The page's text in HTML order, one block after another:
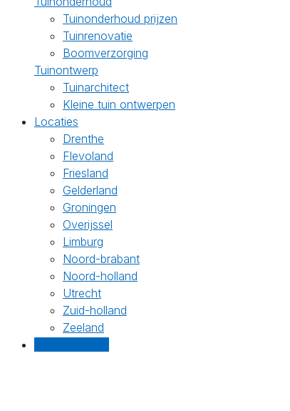
Tuinonderhoud prijzen
Tuinrenovatie
Boomverzorging
Tuinontwerp
Tuinarchitect
Kleine tuin ontwerpen
Locaties
Drenthe
Flevoland
Friesland
Gelderland
Groningen
Overijssel
Limburg
Noord-brabant
Noord-holland
Utrecht
Zuid-holland
Zeeland